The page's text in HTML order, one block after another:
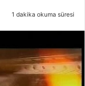
1 dakika okuma süresi